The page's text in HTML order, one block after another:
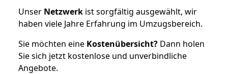
Unser Netzwerk ist sorgfältig ausgewählt, wir
haben viele Jahre Erfahrung im Umzugsbereich.
Sie möchten eine Kostenübersicht? Dann holen
Sie sich jetzt kostenlose und unverbindliche
Angebote.